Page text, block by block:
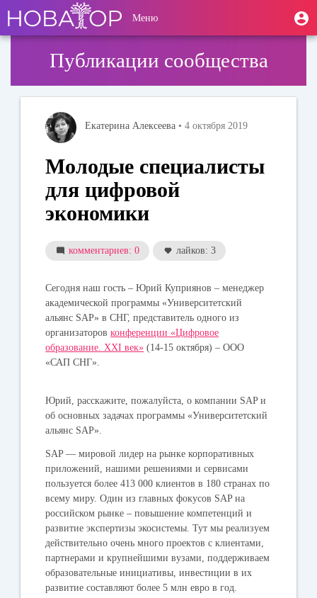
основному
содержанию
User
account
Меню
Публикации сообщества
Екатерина Алексеева • 4 октября 2019
Молодые специалисты
для цифровой
экономики
комментариев: 0 лайков: 3
Сегодня наш гость –Юрий Куприянов – менеджер
академической программы «Университетский
альянс SAP» в СНГ, представитель одного из
организаторовконференции «Цифровое
образование. XXI век» (14-15 октября) – ООО
«САП СНГ».
Юрий, расскажите, пожалуйста, о компании SAP и
об основных задачах программы «Университетский
альянс SAP».
SAP — мировой лидер на рынке корпоративных
приложений, нашими решениями и сервисами
пользуется более 413 000 клиентов в 180 странах по
всему миру. Один из главных фокусов SAP на
российском рынке – повышение компетенций и
развитие экспертизы экосистемы. Тут мы реализуем
действительно очень много проектов с клиентами,
партнерами и крупнейшими вузами, поддерживаем
образовательные инициативы, инвестиции в их
развитие составляют более 5 млн евро в год.